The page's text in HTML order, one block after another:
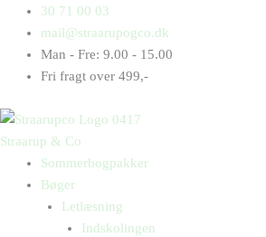
indholdet
30 71 00 03
mail@straarupogco.dk
Man - Fre: 9.00 - 15.00
Fri fragt over 499,-
Straarup & Co
Sommerbogpakker
Bøger
Letlæsning
Indskolingen
Products
search
Products
search
Rihanna